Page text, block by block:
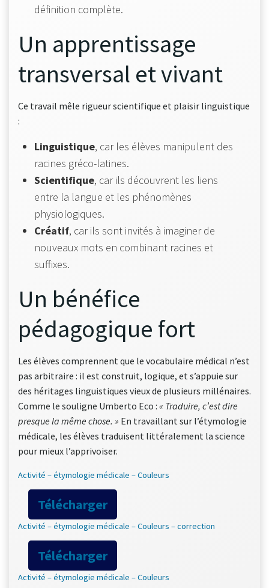
définition complète.
Un apprentissage
transversal et vivant
Ce travail mêle rigueur scientifique et plaisir linguistique
:
Linguistique, car les élèves manipulent des
racines gréco-latines.
Scientifique, car ils découvrent les liens
entre la langue et les phénomènes
physiologiques.
Créatif, car ils sont invités à imaginer de
nouveaux mots en combinant racines et
suffixes.
Un bénéfice
pédagogique fort
Les élèves comprennent que le vocabulaire médical n’est
pas arbitraire : il est construit, logique, et s’appuie sur
des héritages linguistiques vieux de plusieurs millénaires.
Comme le souligne Umberto Eco : « Traduire, c’est dire
presque la même chose. » En travaillant sur l’étymologie
médicale, les élèves traduisent littéralement la science
pour mieux l’apprivoiser.
Activité – étymologie médicale – Couleurs
Télécharger
Activité – étymologie médicale – Couleurs – correction
Télécharger
Activité – étymologie médicale – Couleurs